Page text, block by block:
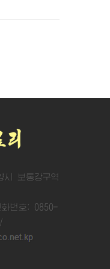
시 보통강구역
번호: 0850-